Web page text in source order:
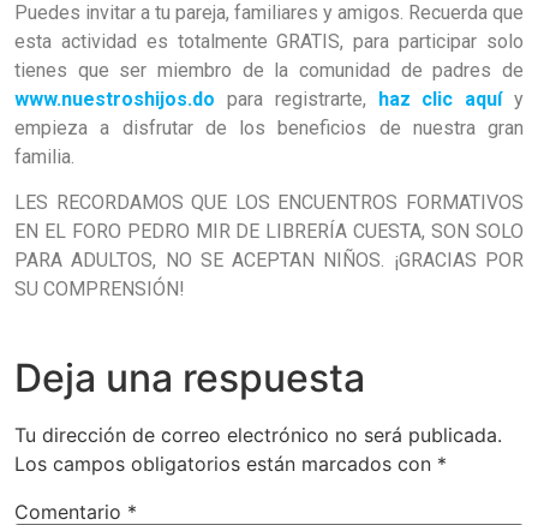
Puedes invitar a tu pareja, familiares y amigos. Recuerda que
esta actividad es totalmente GRATIS, para participar solo
tienes que ser miembro de la comunidad de padres de
www.nuestroshijos.do para registrarte, haz clic aquíy
empieza a disfrutar de los beneficios de nuestra gran
familia.
LES RECORDAMOS QUE LOS ENCUENTROS FORMATIVOS
EN EL FORO PEDRO MIR DE LIBRERÍA CUESTA, SON SOLO
PARA ADULTOS, NO SE ACEPTAN NIÑOS. ¡GRACIAS POR
SU COMPRENSIÓN!
Deja una respuesta
Tu dirección de correo electrónico no será publicada.
Los campos obligatorios están marcados con *
Comentario *